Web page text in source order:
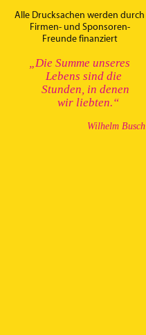
Alle Drucksachen werden durch
Firmen- und Sponsoren-
Freunde finanziert
„Die Summe unseres
Lebens sind die
Stunden, in denen
wir liebten.“
Wilhelm Busch